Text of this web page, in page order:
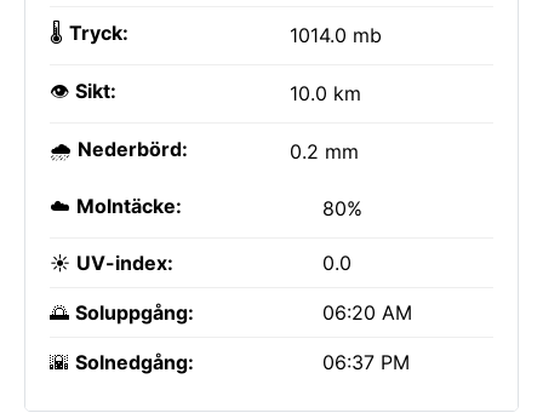
🌡️ Tryck: 1014.0 mb
👁️ Sikt: 10.0 km
🌧️ Nederbörd: 0.2 mm
☁️ Molntäcke: 80%
☀️ UV-index: 0.0
🌅 Soluppgång: 06:20 AM
🌇 Solnedgång: 06:37 PM